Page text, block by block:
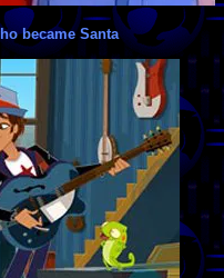
became Santa